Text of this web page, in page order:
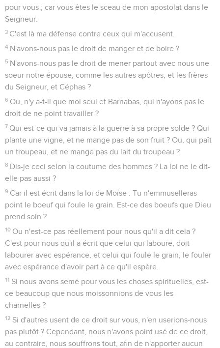
pour vous ; car vous êtes le sceau de mon apostolat dans le
Seigneur.
3 C'est là ma défense contre ceux qui m'accusent.
4 N'avons-nous pas le droit de manger et de boire ?
5 N'avons-nous pas le droit de mener partout avec nous une
soeur notre épouse, comme les autres apôtres, et les frères
du Seigneur, et Céphas ?
6 Ou, n'y a-t-il que moi seul et Barnabas, qui n'ayons pas le
droit de ne point travailler ?
7 Qui est-ce qui va jamais à la guerre à sa propre solde ? Qui
plante une vigne, et ne mange pas de son fruit ? Ou, qui paît
un troupeau, et ne mange pas du lait du troupeau ?
8 Dis-je ceci selon la coutume des hommes ? La loi ne le dit-
elle pas aussi ?
9 Car il est écrit dans la loi de Moïse : Tu n'emmuselleras
point le boeuf qui foule le grain. Est-ce des boeufs que Dieu
prend soin ?
10 Ou n'est-ce pas réellement pour nous qu'il a dit cela ?
C'est pour nous qu'il a écrit que celui qui laboure, doit
labourer avec espérance, et celui qui foule le grain, le fouler
avec espérance d'avoir part à ce qu'il espère.
11 Si nous avons semé pour vous les choses spirituelles, est-
ce beaucoup que nous moissonnions de vous les
charnelles ?
12 Si d'autres usent de ce droit sur vous, n'en userions-nous
pas plutôt ? Cependant, nous n'avons point usé de ce droit,
au contraire, nous souffrons tout, afin de n'apporter aucun